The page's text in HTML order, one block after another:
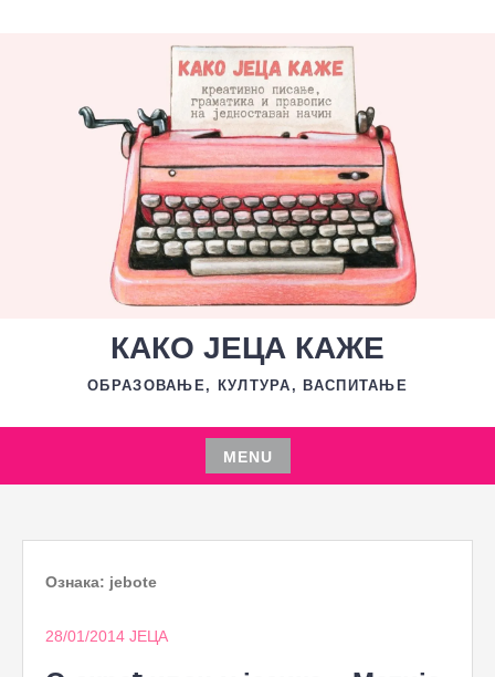
КАКО ЈЕЦА КАЖЕ
ОБРАЗОВАЊЕ, КУЛТУРА, ВАСПИТАЊЕ
MENU
Skip
content
Ознака: jebote
28/01/2014 ЈЕЦА